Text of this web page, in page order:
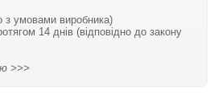
з умовами виробника)
14 днів (відповідно до закону
>>>